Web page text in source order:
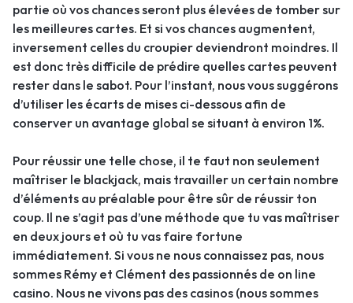
partie où vos chances seront plus élevées de tomber sur
les meilleures cartes. Et si vos chances augmentent,
inversement celles du croupier deviendront moindres. Il
est donc très difficile de prédire quelles cartes peuvent
rester dans le sabot. Pour l’instant, nous vous suggérons
d’utiliser les écarts de mises ci-dessous afin de
conserver un avantage global se situant à environ 1%.
Pour réussir une telle chose, il te faut non seulement
maîtriser le blackjack, mais travailler un certain nombre
d’éléments au préalable pour être sûr de réussir ton
coup. Il ne s’agit pas d’une méthode que tu vas maîtriser
en deux jours et où tu vas faire fortune
immédiatement. Si vous ne nous connaissez pas, nous
sommes Rémy et Clément des passionnés de on line
casino. Nous ne vivons pas des casinos (nous sommes